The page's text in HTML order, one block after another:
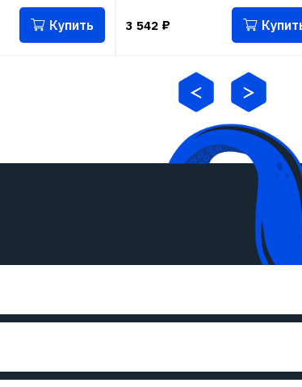
Купить 3 542 ₽